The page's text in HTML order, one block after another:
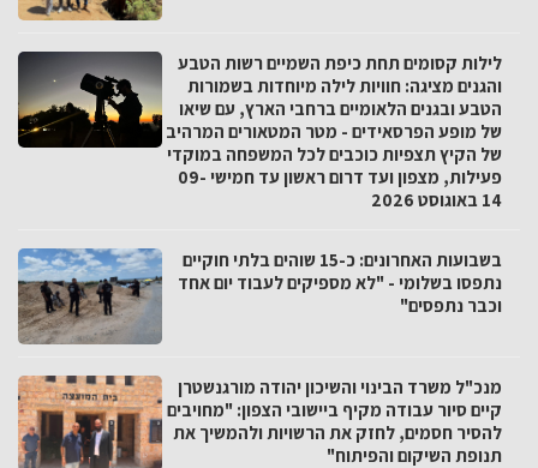
לילות קסומים תחת כיפת השמיים רשות הטבע
והגנים מציגה: חוויות לילה מיוחדות בשמורות
הטבע ובגנים הלאומיים ברחבי הארץ, עם שיאו
של מופע הפרסאידים - מטר המטאורים המרהיב
של הקיץ תצפיות כוכבים לכל המשפחה במוקדי
פעילות, מצפון ועד דרום ראשון עד חמישי 09-
14 באוגוסט 2026
בשבועות האחרונים: כ-15 שוהים בלתי חוקיים
נתפסו בשלומי - "לא מספיקים לעבוד יום אחד
וכבר נתפסים"
מנכ"ל משרד הבינוי והשיכון יהודה מורגנשטרן
קיים סיור עבודה מקיף ביישובי הצפון: "מחויבים
להסיר חסמים, לחזק את הרשויות ולהמשיך את
תנופת השיקום והפיתוח"